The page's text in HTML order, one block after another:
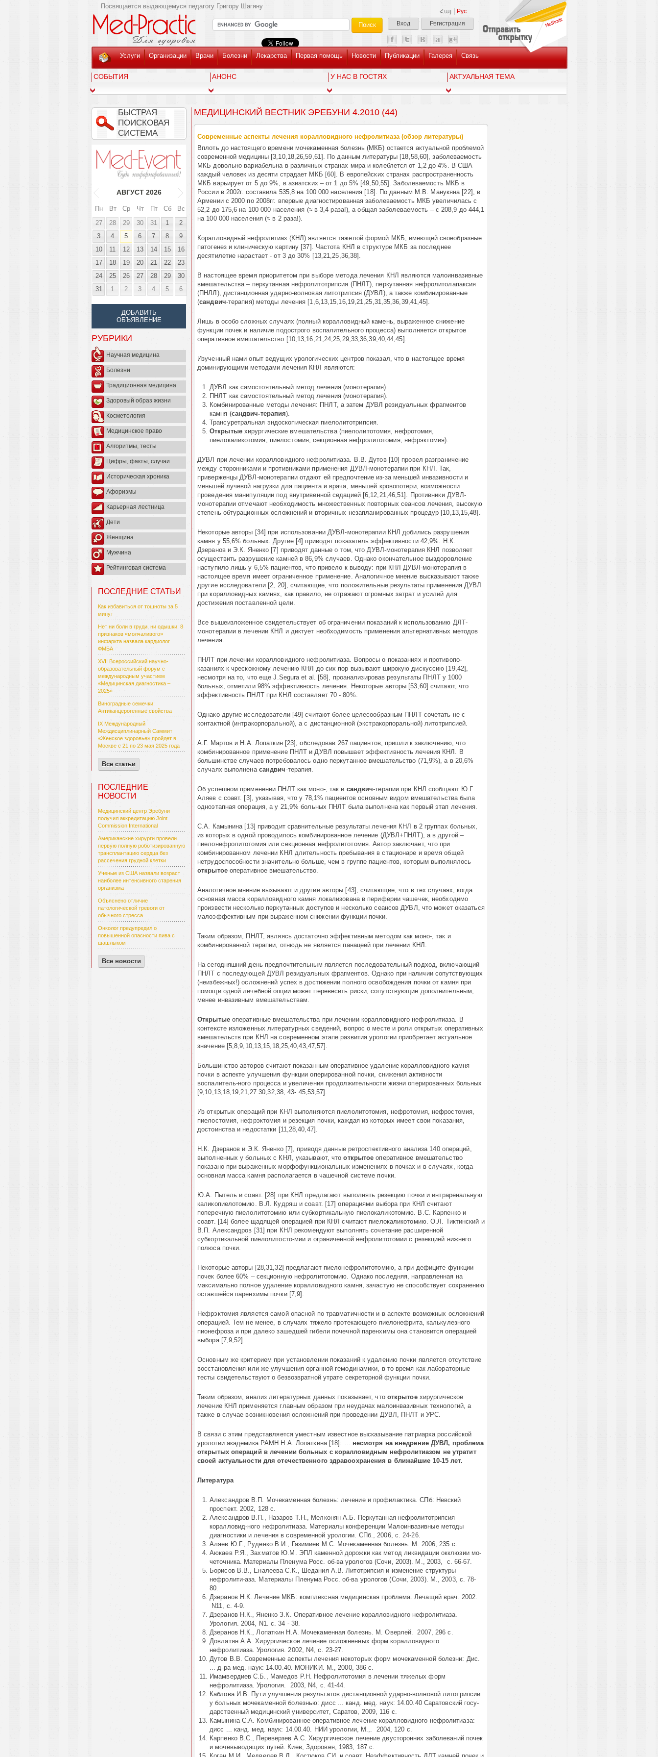
Հայ
Рус
Вход
Регистрация
Посвящается выдающемуся педагогу Григору Шагяну
Услуги Организации Врачи Болезни Лекарства Первая помощь Новости Публикации Галерея Связь
СОБЫТИЯ АНОНС У НАС В ГОСТЯХ AКТУАЛЬНАЯ ТЕМА
БЫСТРАЯ
ПОИСКОВАЯ
СИСТЕМА
АВГУСТ 2026
Пн Вт Ср Чт Пт Сб
Вс
27
28 29 30 31 1
2
3
4 5 6 7 8
9
10
11 12 13 14 15
16
17
18 19 20 21 22
23
24
25 26 27 28 29
30
31
1 2 3 4 5 6
ДОБАВИТЬ
ОБЪЯВЛЕНИЕ
РУБРИКИ
Научная медицина
Болезни
Традиционная медицина
Здоровый образ жизни
Косметология
Медицинское право
Алгоритмы, тесты
Цифры, факты, случаи
Историческая хроника
Афоризмы
Карьерная лестница
Дети
Женщина
Мужчина
Рейтинговая система
ПОСЛЕДНИЕ СТАТЬИ
Как избавиться от тошноты за 5
минут
Нет ни боли в груди, ни одышки: 8
признаков «молчаливого»
инфаркта назвала кардиолог
ФМБА
XVII Всероссийский научно-
образовательный форум с
международным участием
«Медицинская диагностика –
2025»
Виноградные семечки:
Антиканцерогенные свойства
IX Международный
Междисциплинарный Саммит
«Женское здоровье» пройдет в
Москве с 21 по 23 мая 2025 года
Все статьи
ПОСЛЕДНИЕ
НОВОСТИ
Медицинский центр Эребуни
получил аккредитацию Joint
Commission International
Американские хирурги провели
первую полную роботизированную
трансплантацию сердца без
рассечения грудной клетки
Ученые из США назвали возраст
наиболее интенсивного старения
организма
Объяснено отличие
патологической тревоги от
обычного стресса
Онколог предупредил о
повышенной опасности пива с
шашлыком
Все новости
МЕДИЦИНСКИЙ ВЕСТНИК ЭРЕБУНИ 4.2010 (44)
Современные аспекты лечения коралловидного нефролитиаза (обзор литературы)
Вплоть до настоящего времени мочекаменная болезнь (МКБ) остается актуальной проблемой
современной медицины [3,10,18,26,59,61]. По данным литературы [18,58,60], заболеваемость
МКБ довольно вариабельна в различных странах мира и колеблется от 1,2 до 4%. В США
каждый человек из десяти страдает МКБ [60]. В европейских странах распространенность
МКБ варьирует от 5 до 9%, в азиатских – от 1 до 5% [49,50,55]. Заболеваемость МКБ в
России в 2002г. составила 535,8 на 100 000 населения [18]. По данным М.В. Манукяна [22], в
Армении с 2000 по 2008гг. впервые диагностированная заболеваемость МКБ увеличилась с
52,2 до 175,6 на 100 000 населения (≈ в 3,4 раза!), а общая заболеваемость – с 208,9 до 444,1
на 100 000 населения (≈ в 2 раза!).
Коралловидный нефролитиаз (КНЛ) является тяжелой формой МКБ, имеющей своеобразные
патогенез и клиническую картину [37]. Частота КНЛ в структуре МКБ за последнее
десятилетие нарастает - от 3 до 30% [13,21,25,36,38].
В настоящее время приоритетом при выборе метода лечения КНЛ являются малоинвазивные
вмешательства – перкутанная нефролитотрипсия (ПНЛТ), перкутанная нефролитолапаксия
(ПНЛЛ), дистанционная ударно-волновая литотрипсия (ДУВЛ), а также комбинированные
(сандвич-терапия) методы лечения [1,6,13,15,16,19,21,25,31,35,36,39,41,45].
Лишь в особо сложных случаях (полный коралловидный камень, выраженное снижение
функции почек и наличие подострого воспалительного процесса) выполняется открытое
оперативное вмешательство [10,13,16,21,24,25,29,33,36,39,40,44,45].
Изученный нами опыт ведущих урологических центров показал, что в настоящее время
доминирующими методами лечения КНЛ являются:
ДУВЛ как самостоятельный метод лечения (монотерапия).
ПНЛТ как самостоятельный метод лечения (монотерапия).
Комбинированные методы лечения: ПНЛТ, а затем ДУВЛ резидуальных фрагментов
камня (сандвич-терапия).
Трансуретральная эндоскопическая пиелолитотрипсия.
Открытыехирургические вмешательства (пиелолитотомия, нефротомия,
пиелокаликотомия, пиелостомия, секционная нефролитотомия, нефрэктомия).
ДУВЛ при лечении коралловидного нефролитиаза. В.В. Дутов [10] провел разграничение
между сторонниками и противниками применения ДУВЛ-монотерапии при КНЛ. Так,
приверженцы ДУВЛ-монотерапии отдают ей предпочтение из-за меньшей инвазивности и
меньшей лучевой нагрузки для пациента и врача, меньшей кровопотери, возможности
проведения манипуляции под внутривенной седацией [6,12,21,46,51]. Противники ДУВЛ-
монотерапии отмечают необходимость множественных повторных сеансов лечения, высокую
степень обтурационных осложнений и вторичных незапланированных процедур [10,13,15,48].
Некоторые авторы [34] при использовании ДУВЛ-монотерапии КНЛ добились разрушения
камня у 55,6% больных. Другие [4] приводят показатель эффективности 42,9%. Н.К.
Дзеранов и Э.К. Яненко [7] приводят данные о том, что ДУВЛ-монотерапия КНЛ позволяет
осуществить разрушение камней в 86,9% случаев. Однако окончательное выздоровление
наступило лишь у 6,5% пациентов, что привело к выводу: при КНЛ ДУВЛ-монотерапия в
настоящее время имеет ограниченное применение. Аналогичное мнение высказывают также
другие исследователи [2, 20], считающие, что положительные результаты применения ДУВЛ
при коралловидных камнях, как правило, не отражают огромных затрат и усилий для
достижения поставленной цели.
Все вышеизложенное свидетельствует об ограничении показаний к использованию ДЛТ-
монотерапии в лечении КНЛ и диктует необходимость применения альтернативных методов
лечения.
ПНЛТ при лечении коралловидного нефролитиаза. Вопросы о показаниях и противопо-
казаниях к чрескожному лечению КНЛ до сих пор вызывают широкую дискуссию [19,42],
несмотря на то, что еще J.Segura et al. [58], проанализировав результаты ПНЛТ у 1000
больных, отметили 98% эффективность лечения. Некоторые авторы [53,60] считают, что
эффективность ПНЛТ при КНЛ составляет 70 - 80%.
Однако другие исследователи [49] считают более целесообразным ПНЛТ сочетать не с
контактной (интракорпоральной), а с дистанционной (экстракорпоральной) литотрипсией.
А.Г. Мартов и Н.А. Лопаткин [23], обследовав 267 пациентов, пришли к заключению, что
комбинированное применение ПНЛТ и ДУВЛ повышает эффективность лечения КНЛ. В
большинстве случаев потребовалось одно перкутанное вмешательство (71,9%), а в 20,6%
случаях выполненасандвич-терапия.
Об успешном применении ПНЛТ как моно-, так и сандвич-терапии при КНЛ сообщают Ю.Г.
Аляев с соавт. [3], указывая, что у 78,1% пациентов основным видом вмешательства была
одноэтапная операция, а у 21,9% больных ПНЛТ была выполнена как первый этап лечения.
С.А. Камынина [13] приводит сравнительные результаты лечения КНЛ в 2 группах больных,
из которых в одной проводилось комбинированное лечение (ДУВЛ+ПНЛТ), а в другой –
пиелонефролитотомия или секционная нефролитотомия. Автор заключает, что при
комбинированном лечении КНЛ длительность пребывания в стационаре и время общей
нетрудоспособности значительно больше, чем в группе пациентов, которым выполнялось
открытоеоперативное вмешательство.
Аналогичное мнение вызывают и другие авторы [43], считающие, что в тех случаях, когда
основная масса коралловидного камня локализована в периферии чашечек, необходимо
произвести несколько перкутанных доступов и несколько сеансов ДУВЛ, что может оказаться
малоэффективным при выраженном снижении функции почки.
Таким образом, ПНЛТ, являясь достаточно эффективным методом как моно-, так и
комбинированной терапии, отнюдь не является панацеей при лечении КНЛ.
На сегодняшний день предпочтительным является последовательный подход, включающий
ПНЛТ с последующей ДУВЛ резидуальных фрагментов. Однако при наличии сопутствующих
(неизбежных!) осложнений успех в достижении полного освобождения почки от камня при
помощи одной лечебной опции может перевесить риски, сопутствующие дополнительным,
менее инвазивным вмешательствам.
Открытыеоперативные вмешательства при лечении коралловидного нефролитиаза. В
контексте изложенных литературных сведений, вопрос о месте и роли открытых оперативных
вмешательств при КНЛ на современном этапе развития урологии приобретает актуальное
значение [5,8,9,10,13,15,18,25,40,43,47,57].
Большинство авторов считают показанным оперативное удаление коралловидного камня
почки в аспекте улучшения функции оперированной почки, снижения активности
воспалитель-ного процесса и увеличения продолжительности жизни оперированных больных
[9,10,13,18,19,21,27 30,32,38, 43- 45,53,57].
Из открытых операций при КНЛ выполняются пиелолитотомия, нефротомия, нефростомия,
пиелостомия, нефрэктомия и резекция почки, каждая из которых имеет свои показания,
достоинства и недостатки [11,28,40,47].
Н.К. Дзеранов и Э.К. Яненко [7], приводя данные ретроспективного анализа 140 операций,
выполненных у больных с КНЛ, указывают, чтооткрытое оперативное вмешательство
показано при выраженных морфофункциональных изменениях в почках и в случаях, когда
основная масса камня располагается в чашечной системе почки.
Ю.А. Пытель и соавт. [28] при КНЛ предлагают выполнять резекцию почки и интраренальную
каликопиелотомию. В.Л. Кудряш и соавт. [17] операциями выбора при КНЛ считают
поперечную пиелолитотомию или субкортикальную пиелокаликотомию. B.C. Карпенко и
соавт. [14] более щадящей операцией при КНЛ считают пиелокаликотомию. О.Л. Тиктинский и
В.П. Александров [31] при КНЛ рекомендуют выполнять сочетание расширенной
субкортикальной пиелолитосто-мии и ограниченной нефролитотомии с резекцией нижнего
полюса почки.
Некоторые авторы [28,31,32] предлагают пиелонефролитотомию, а при дефиците функции
почек более 60% – секционную нефролитотомию. Однако последняя, направленная на
максимально полное удаление коралловидного камня, зачастую не способствует сохранению
оставшейся паренхимы почки [7,9].
Нефрэктомия является самой опасной по травматичности и в аспекте возможных осложнений
операцией. Тем не менее, в случаях тяжело протекающего пиелонефрита, калькулезного
пионефроза и при далеко зашедшей гибели почечной паренхимы она становится операцией
выбора [7,9,52].
Основным же критерием при установлении показаний к удалению почки является отсутствие
восстановления или же улучшения органной гемодинамики, в то время как лабораторные
тесты свидетельствуют о безвозвратной утрате секреторной функции почки.
Таким образом, анализ литературных данных показывает, что открытоехирургическое
лечение КНЛ применяется главным образом при неудачах малоинвазивных технологий, а
также в случае возникновения осложнений при проведении ДУВЛ, ПНЛТ и УРС.
В связи с этим представляется уместным известное высказывание патриарха российской
урологии академика РАМН Н.А. Лопаткина [18]: … несмотря на внедрение ДУВЛ, проблема
открытых операций в лечении больных с коралловидным нефролитиазом не утратит
своей актуальности для отечественного здравоохранения в ближайшие 10-15 лет.
Литература
Александров В.П. Мочекаменная болезнь: лечение и профилактика. СПб: Невский
проспект. 2002, 128 c.
Александров В.П., Назаров Т.Н., Мелконян А.Б. Перкутанная нефролитотрипсия
коралловид-ного нефролитиаза. Материалы конференции Малоинвазивные методы
диагностики и лечения в современной урологии. СПб., 2006, с. 24-26.
Аляев Ю.Г., Руденко В.И., Газимиев М.С. Мочекаменная болезнь. М. 2006, 235 с.
Аюкаев Р.Я., Захматов Ю.М. ЭПЛ каменной дорожки как метод ликвидации окклюзии мо-
четочника. Материалы Пленума Росс. oб-ва урологов (Сочи, 2003). М., 2003, с. 66-67.
Борисов В.В., Еналеева С.К., Шедания А.В. Литотрипсия и изменение структуры
нефролити-аза. Материалы Пленума Росс. oб-ва урологов (Сочи, 2003). М., 2003, с. 78-
80.
Дзеранов Н.К. Лечение МКБ: комплексная медицинская проблема. Лечащий врач. 2002.
N11, с. 4-9.
Дзеранов Н.К., Яненко З.К. Оперативное лечение коралловидного нефролитиаза.
Урология. 2004, N1. с. 34 - 38.
Дзеранов Н.К., Лопаткин Н.А. Мочекаменная болезнь. М. Оверлей. 2007, 296 с.
Довлатян А.А. Хирургическое лечение осложненных форм коралловидного
нефролитиаза. Урология. 2002, N4, с. 23-27.
Дутов В.В. Современные аспекты лечения некоторых форм мочекаменной болезни: Дис.
... д-ра мед. наук: 14.00.40. МОНИКИ. М., 2000, 386 с.
Имамвердиев С.Б., Мамедов Р.Н. Нефролитотомия в лечении тяжелых форм
нефролитиаза. Урология. 2003, N4, с. 41-44.
Каблова И.В. Пути улучшения результатов дистанционной ударно-волновой литотрипсии
у больных мочекаменной болезнью: дисс ... канд. мед. наук: 14.00.40 Саратовский госу-
дарственный медицинский университет, Саратов, 2009, 116 c.
Камынина С.А. Комбинированное оперативное лечение коралловидного нефролитиаза:
дисс ... канд. мед. наук: 14.00.40. НИИ урологии, М.,. 2004, 120 c.
Карпенко B.C., Переверзев А.С. Хирургическое лечение двусторонних заболеваний почек
и мочевыводящих путей. Киев, Здоровея, 1983, 187 с.